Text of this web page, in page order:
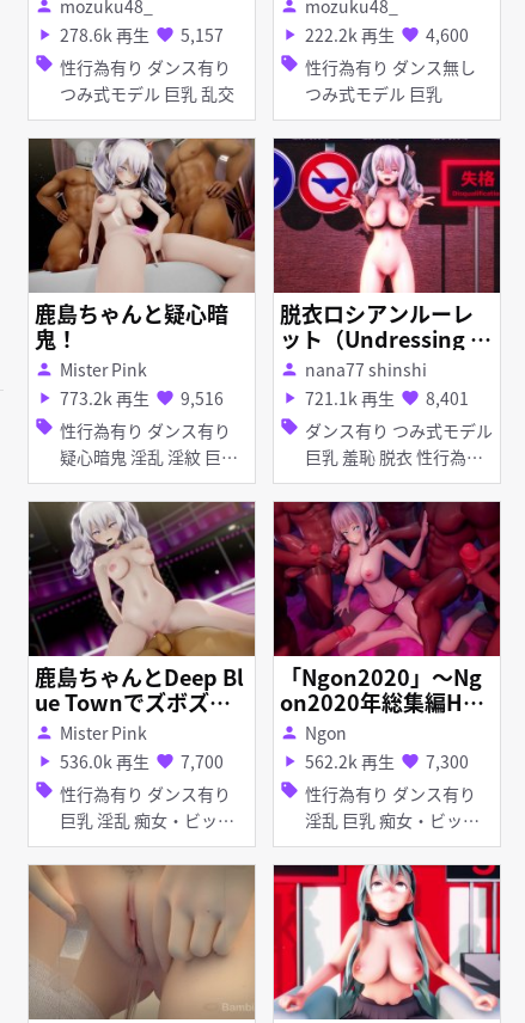
person mozuku48_
play_arrow 278.6k 再生 favorite 5,157
sell 性行為有り ダンス有り
つみ式モデル 巨乳 乱交
person mozuku48_
play_arrow 222.2k 再生 favorite 4,600
sell 性行為有り ダンス無し
つみ式モデル 巨乳
鹿島ちゃんと疑心暗
鬼！
person Mister Pink
play_arrow 773.2k 再生 favorite 9,516
sell 性行為有り ダンス有り
疑心暗鬼 淫乱 淫紋 巨乳
痴女・ビッチ マイクロ水
着 オナニー 紳士ハンド
ぽんぷ長式モデル
脱衣ロシアンルーレ
ット（Undressing R
ussian roulette）
person nana77 shinshi
play_arrow 721.1k 再生 favorite 8,401
sell ダンス有り つみ式モデル
巨乳 羞恥 脱衣 性行為有
り
鹿島ちゃんとDeep Bl
ue Townでズボズボ
っ！
person Mister Pink
play_arrow 536.0k 再生 favorite 7,700
sell 性行為有り ダンス有り
巨乳 淫乱 痴女・ビッチ
ぽんぷ長式モデル Deep
Blue Townへおいでよ
「Ngon2020」～Ng
on2020年総集編HMV
～
person Ngon
play_arrow 562.2k 再生 favorite 7,300
sell 性行為有り ダンス有り
淫乱 巨乳 痴女・ビッチ
乱交 ディルド 紳士ハン
ド